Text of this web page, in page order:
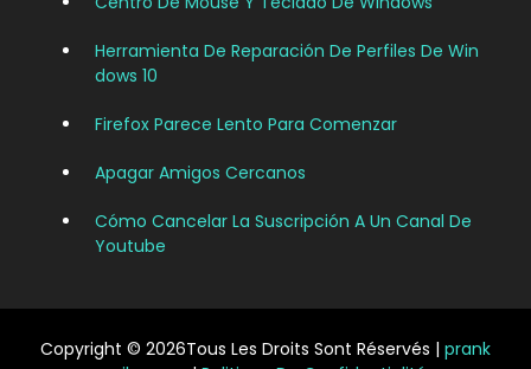
Herramienta De Reparación De Perfiles De Win
Dows 10
Firefox Parece Lento Para Comenzar
Apagar Amigos Cercanos
Cómo Cancelar La Suscripción A Un Canal De
Youtube
Copyright © 2026Tous Les Droits Sont Réservés | prank